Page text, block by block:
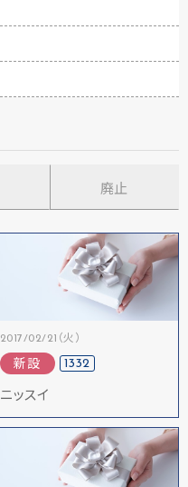
廃止
2017/02/21（火）
新設 1332
ニッスイ